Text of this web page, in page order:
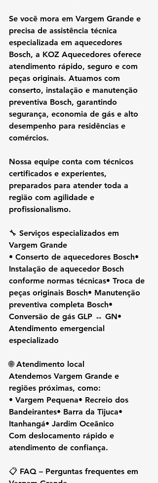
Se você mora em Vargem Grande e
precisa de assistência técnica
especializada em aquecedores
Bosch, a KOZ Aquecedores oferece
atendimento rápido, seguro e com
peças originais. Atuamos com
conserto, instalação e manutenção
preventiva Bosch, garantindo
segurança, economia de gás e alto
desempenho para residências e
comércios.
Nossa equipe conta com técnicos
certificados e experientes,
preparados para atender toda a
região com agilidade e
profissionalismo.
🔧 Serviços especializados em
Vargem Grande
• Conserto de aquecedores Bosch•
Instalação de aquecedor Bosch
conforme normas técnicas• Troca de
peças originais Bosch• Manutenção
preventiva completa Bosch•
Conversão de gás GLP ↔ GN•
Atendimento emergencial
especializado
🌐 Atendimento local
Atendemos Vargem Grande e
regiões próximas, como:
• Vargem Pequena• Recreio dos
Bandeirantes• Barra da Tijuca•
Itanhangá• Jardim Oceânico
Com deslocamento rápido e
atendimento de confiança.
📋 FAQ – Perguntas frequentes em